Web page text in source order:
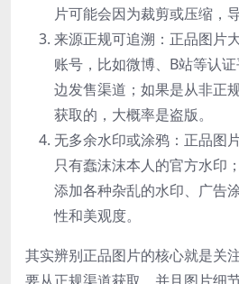
片可能会因为裁剪或压缩，
来源正规可追溯：正品图片
账号，比如微博、B站等认
边发售渠道；如果是从非正
获取的，大概率是盗版。
无多余水印或涂鸦：正品图
只有蠢沫沫本人的官方水印
添加各种杂乱的水印、广告
性和美观度。
其实辨别正品图片的核心就是关